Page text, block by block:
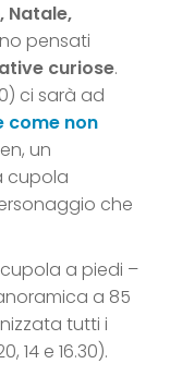
Natale,
pensati
curiose.
ci sarà ad
come non
un
cupola
che
a piedi –
a 85
tutti i
14 e 16.30).